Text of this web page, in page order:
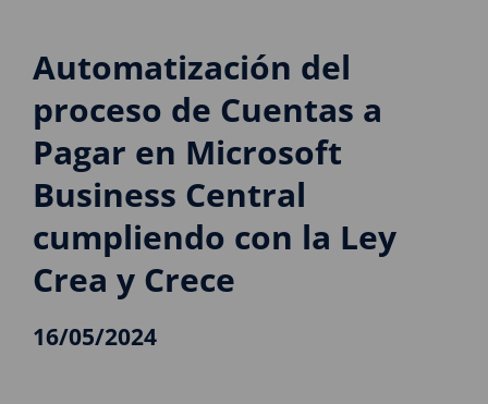
Automatización del
proceso de Cuentas a
Pagar en Microsoft
Business Central
cumpliendo con la Ley
Crea y Crece
16/05/2024